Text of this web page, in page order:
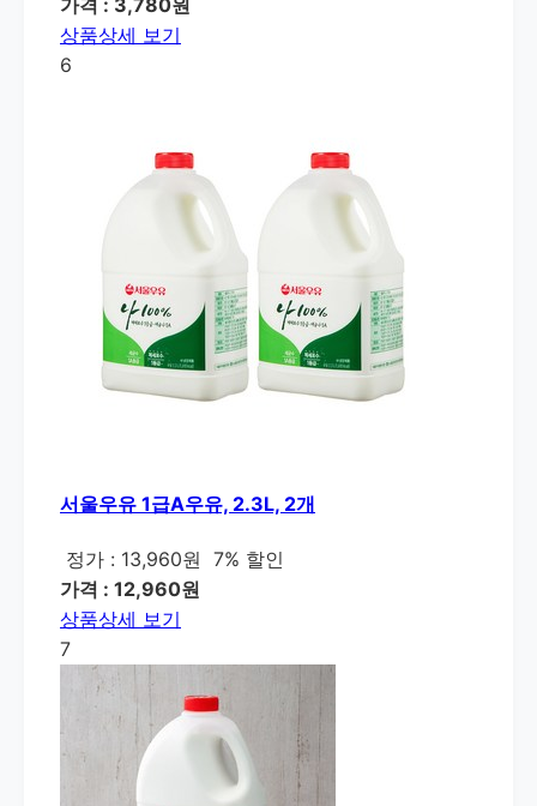
상품상세 보기
6
서울우유 1급A우유, 2.3L, 2개
정가 : 13,960원 7% 할인
가격 : 12,960원
상품상세 보기
7